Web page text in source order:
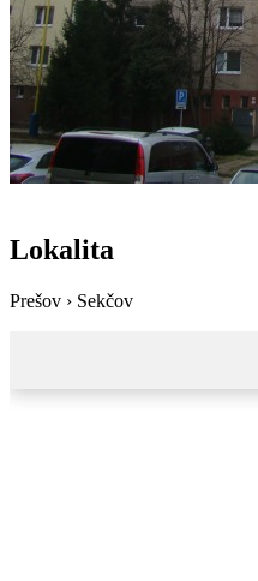
Lokalita
Prešov › Sekčov